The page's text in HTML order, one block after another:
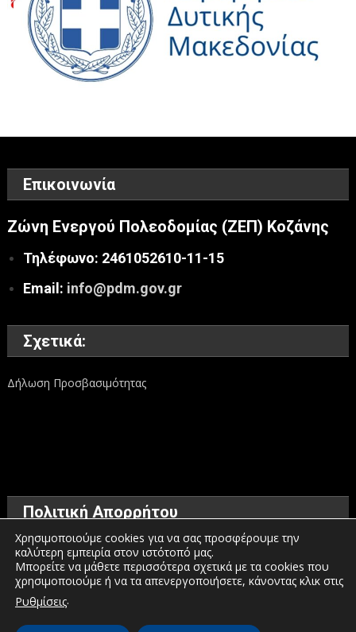
Επικοινωνία
Ζώνη Ενεργού Πολεοδομίας (ΖΕΠ) Κοζάνης
Τηλέφωνο: 2461052610-11-15
Email: info@pdm.gov.gr
Σχετικά:
Δήλωση Προσβασιμότητας
Πολιτική Απορρήτου
Όροι χρήσης
Πολιτική προστασίας προσωπικών δεδομένων
Πολιτική για τα Cookies
Χρησιμοποιούμε cookies για να σας προσφέρουμε την
καλύτερη εμπειρία στον ιστότοπό μας.
Μπορείτε να μάθετε περισσότερα σχετικά με τα cookies που
χρησιμοποιούμε ή να τα απενεργοποιήσετε, κάνοντας κλικ στις
Ρυθμίσεις.